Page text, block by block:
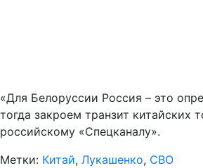
«Для Белоруссии Россия – это
тогда закроем транзит китайских
российскому «Спецканалу».
Метки: Китай, Лукашенко, СВО